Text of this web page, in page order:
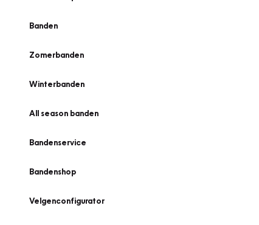
Banden
Zomerbanden
Winterbanden
All season banden
Bandenservice
Bandenshop
Velgenconfigurator